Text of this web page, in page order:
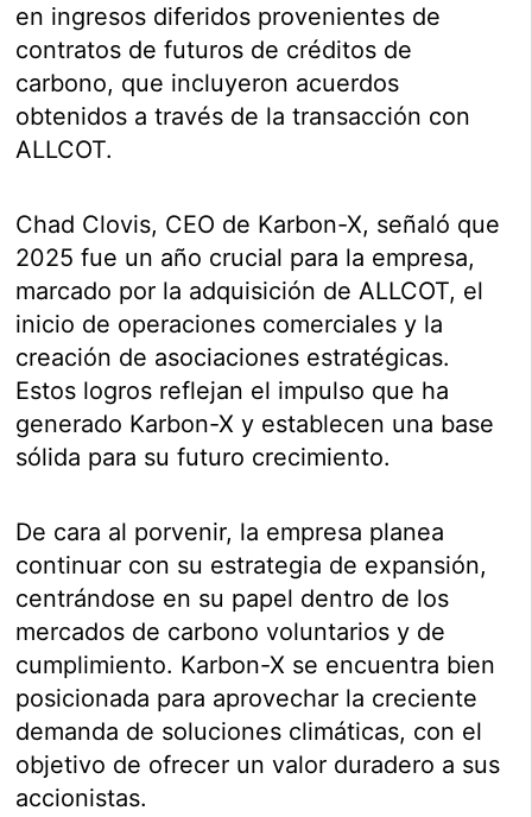
en ingresos diferidos provenientes de
contratos de futuros de créditos de
carbono, que incluyeron acuerdos
obtenidos a través de la transacción con
ALLCOT.
Chad Clovis, CEO de Karbon-X, señaló que
2025 fue un año crucial para la empresa,
marcado por la adquisición de ALLCOT, el
inicio de operaciones comerciales y la
creación de asociaciones estratégicas.
Estos logros reflejan el impulso que ha
generado Karbon-X y establecen una base
sólida para su futuro crecimiento.
De cara al porvenir, la empresa planea
continuar con su estrategia de expansión,
centrándose en su papel dentro de los
mercados de carbono voluntarios y de
cumplimiento. Karbon-X se encuentra bien
posicionada para aprovechar la creciente
demanda de soluciones climáticas, con el
objetivo de ofrecer un valor duradero a sus
accionistas.